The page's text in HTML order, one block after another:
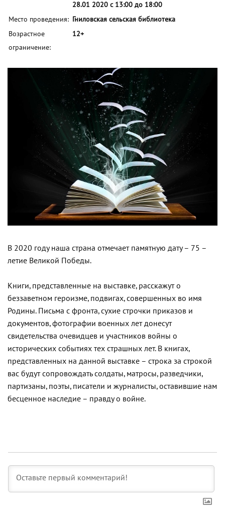
28.01 2020 с 13:00 до 18:00
Место проведения: Гниловская сельская библиотека
Возрастное
ограничение:
12+
В 2020 году наша страна отмечает памятную дату – 75 –
летие Великой Победы.
Книги, представленные на выставке, расскажут о
беззаветном героизме, подвигах, совершенных во имя
Родины. Письма с фронта, сухие строчки приказов и
документов, фотографии военных лет донесут
свидетельства очевидцев и участников войны о
исторических событиях тех страшных лет. В книгах,
представленных на данной выставке – строка за строкой
вас будут сопровождать солдаты, матросы, разведчики,
партизаны, поэты, писатели и журналисты, оставившие нам
бесценное наследие – правду о войне.